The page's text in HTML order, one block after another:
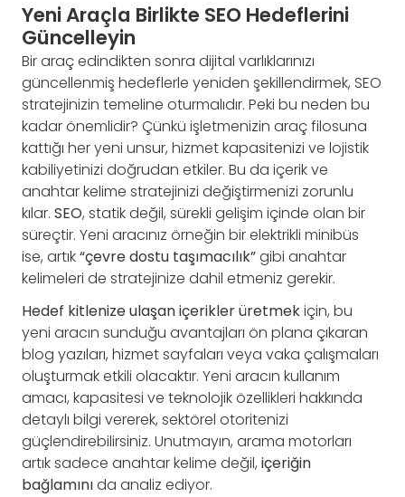
Yeni Araçla Birlikte SEO Hedeflerini
Güncelleyin
Bir araç edindikten sonra dijital varlıklarınızı
güncellenmiş hedeflerle yeniden şekillendirmek, SEO
stratejinizin temeline oturmalıdır. Peki bu neden bu
kadar önemlidir? Çünkü işletmenizin araç filosuna
kattığı her yeni unsur, hizmet kapasitenizi ve lojistik
kabiliyetinizi doğrudan etkiler. Bu da içerik ve
anahtar kelime stratejinizi değiştirmenizi zorunlu
kılar. SEO, statik değil, sürekli gelişim içinde olan bir
süreçtir. Yeni aracınız örneğin bir elektrikli minibüs
ise, artık“çevre dostu taşımacılık”gibi anahtar
kelimeleri de stratejinize dahil etmeniz gerekir.
Hedef kitlenize ulaşan içerikler üretmekiçin, bu
yeni aracın sunduğu avantajları ön plana çıkaran
blog yazıları, hizmet sayfaları veya vaka çalışmaları
oluşturmak etkili olacaktır. Yeni aracın kullanım
amacı, kapasitesi ve teknolojik özellikleri hakkında
detaylı bilgi vererek, sektörel otoritenizi
güçlendirebilirsiniz. Unutmayın, arama motorları
artık sadece anahtar kelime değil, içeriğin
bağlamınıda analiz ediyor.